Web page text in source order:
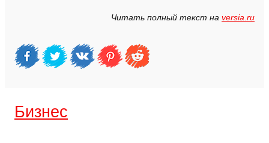
Читать полный текст на versia.ru
Бизнес